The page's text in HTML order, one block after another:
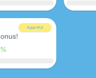
ላዕሎዋይ